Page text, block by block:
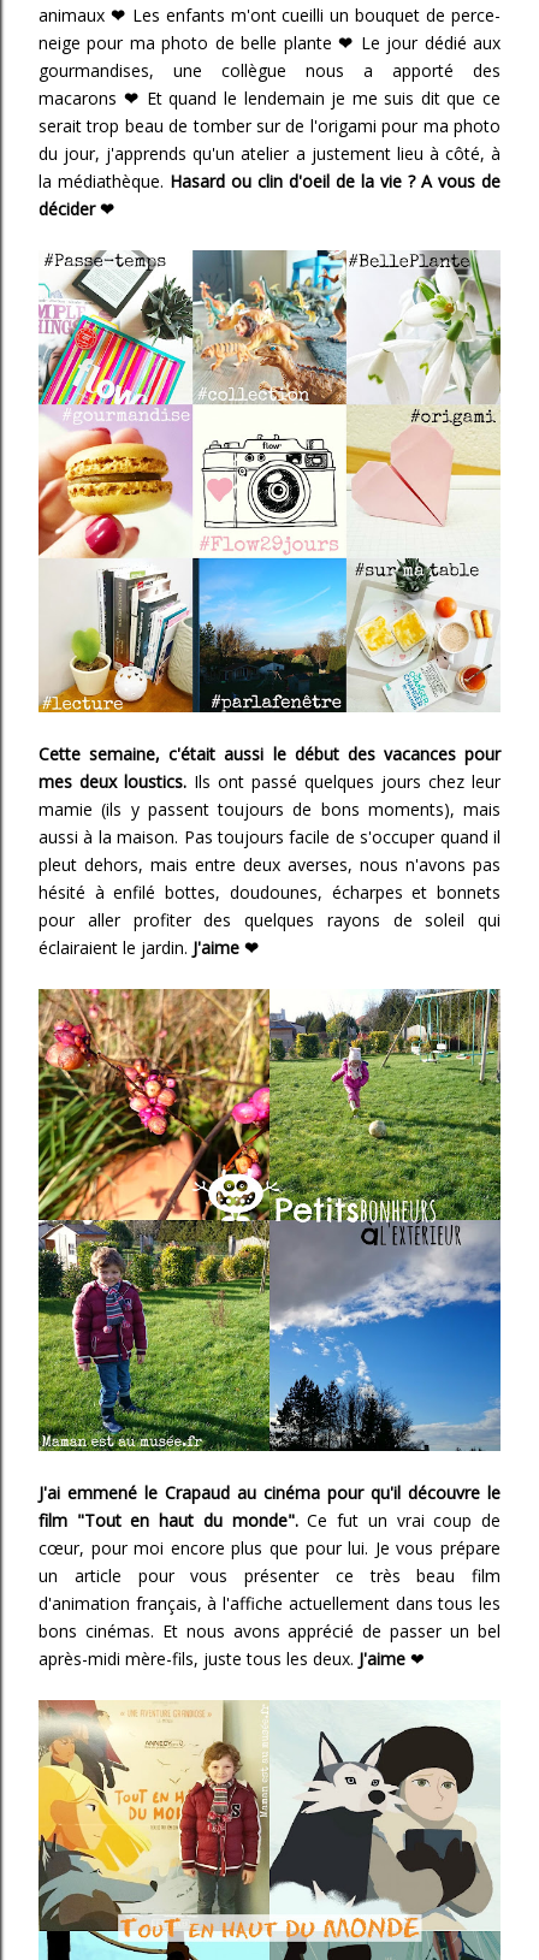
animaux ❤ Les enfants m'ont cueilli un bouquet de perce-
neige pour ma photo de belle plante ❤ Le jour dédié aux
gourmandises, une collègue nous a apporté des
macarons ❤ Et quand le lendemain je me suis dit que ce
serait trop beau de tomber sur de l'origami pour ma photo
du jour, j'apprends qu'un atelier a justement lieu à côté, à
la médiathèque. Hasard ou clin d'oeil de la vie ? A vous de
décider ❤
Cette semaine, c'était aussi le début des vacances pour
mes deux loustics. Ils ont passé quelques jours chez leur
mamie (ils y passent toujours de bons moments), mais
aussi à la maison. Pas toujours facile de s'occuper quand il
pleut dehors, mais entre deux averses, nous n'avons pas
hésité à enfilé bottes, doudounes, écharpes et bonnets
pour aller profiter des quelques rayons de soleil qui
éclairaient le jardin. J'aime ❤
J'ai emmené le Crapaud au cinéma pour qu'il découvre le
film "Tout en haut du monde".Ce fut un vrai coup de
cœur, pour moi encore plus que pour lui. Je vous prépare
un article pour vous présenter ce très beau film
d'animation français, à l'affiche actuellement dans tous les
bons cinémas. Et nous avons apprécié de passer un bel
après-midi mère-fils, juste tous les deux. J'aime ❤